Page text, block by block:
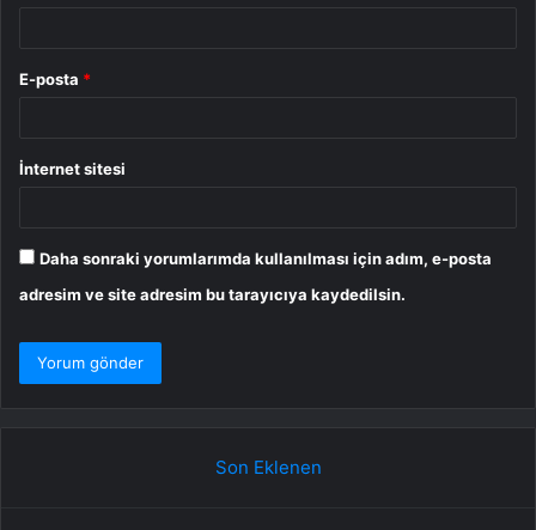
E-posta *
İnternet sitesi
Daha sonraki yorumlarımda kullanılması için adım, e-posta
adresim ve site adresim bu tarayıcıya kaydedilsin.
Son Eklenen